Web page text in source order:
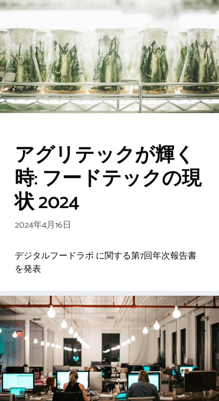
アグリテックが輝く
時: フードテックの現
状 2024
2024年4月16日
デジタルフードラボ に関する第7回年次報告書
を発表